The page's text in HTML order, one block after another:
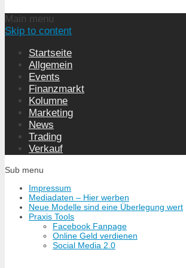
Main menu
Skip to content
Startseite
Allgemein
Events
Finanzmarkt
Kolumne
Marketing
News
Trading
Verkauf
Sub menu
Impressum
Mediadaten – Hier werben
Neue Modelle sind eine Überlegung wert
Praxis Tools
Facebook Fanpage
Online Geld verdienen
Social Media 2.0